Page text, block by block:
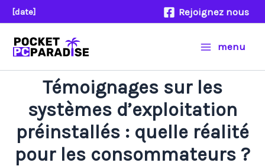
Aller
au
contenu
[date] Rejoignez nous
menu
Témoignages sur les
systèmes d’exploitation
préinstallés : quelle réalité
pour les consommateurs ?